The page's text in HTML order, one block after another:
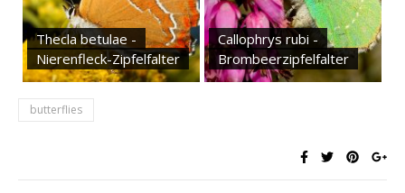
Thecla betulae -
Nierenfleck-Zipfelfalter
Callophrys rubi -
Brombeerzipfelfalter
butterflies